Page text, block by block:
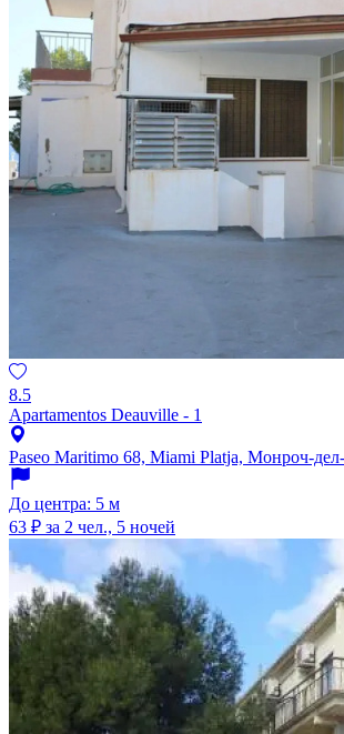
8.5
Apartamentos Deauville - 1
Paseo Maritimo 68, Miami Platja, Монроч-
До центра: 5 м
63 ₽ за 2 чел., 5 ночей